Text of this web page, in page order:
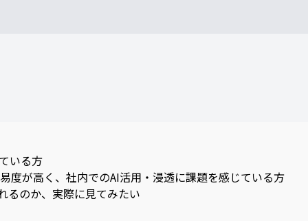
いる方
度が高く、社内でのAI活用・浸透に課題を感じている方
るのか、実際に見てみたい